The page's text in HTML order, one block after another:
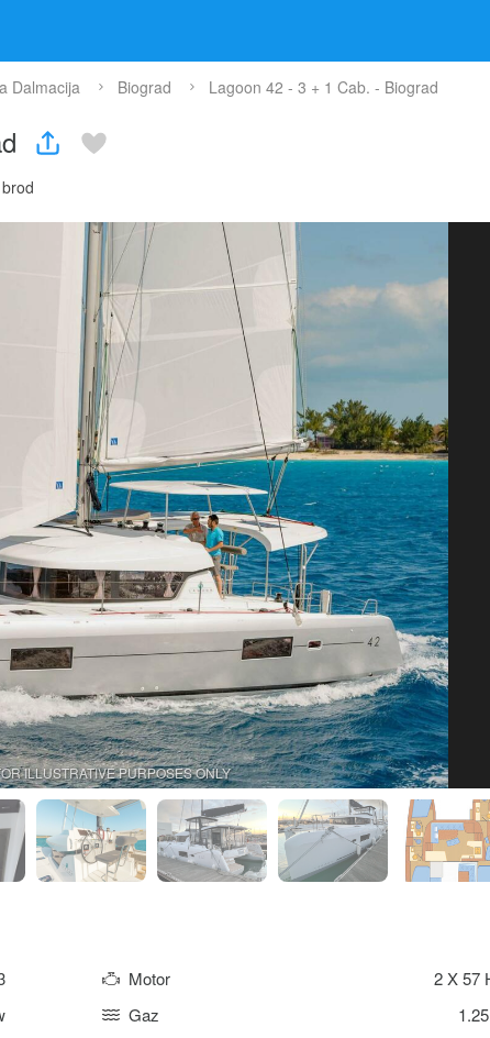
Dalmacija Biograd Lagoon 42 - 3 + 1 Cab. - Biograd
ILLUSTRATIVE PURPOSES ONLY
Motor
2 X 57
Gaz